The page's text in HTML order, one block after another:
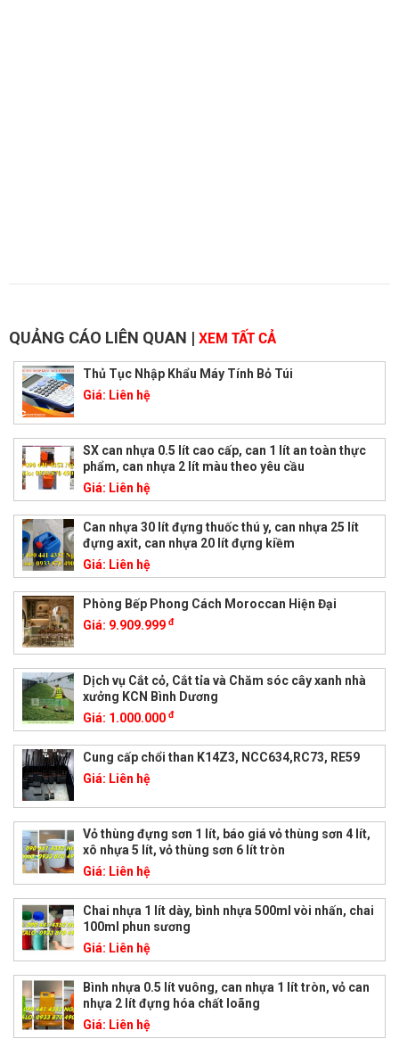
QUẢNG CÁO LIÊN QUAN | XEM TẤT CẢ
Thủ Tục Nhập Khẩu Máy Tính Bỏ Túi
Giá: Liên hệ
SX can nhựa 0.5 lít cao cấp, can 1 lít an toàn thực
phẩm, can nhựa 2 lít màu theo yêu cầu
Giá: Liên hệ
Can nhựa 30 lít đựng thuốc thú y, can nhựa 25 lít
đựng axit, can nhựa 20 lít đựng kiềm
Giá: Liên hệ
Phòng Bếp Phong Cách Moroccan Hiện Đại
Giá: 9.909.999 đ
Dịch vụ Cắt cỏ, Cắt tỉa và Chăm sóc cây xanh nhà
xưởng KCN Bình Dương
Giá: 1.000.000 đ
Cung cấp chổi than K14Z3, NCC634,RC73, RE59
Giá: Liên hệ
Vỏ thùng đựng sơn 1 lít, báo giá vỏ thùng sơn 4 lít,
xô nhựa 5 lít, vỏ thùng sơn 6 lít tròn
Giá: Liên hệ
Chai nhựa 1 lít dày, bình nhựa 500ml vòi nhấn, chai
100ml phun sương
Giá: Liên hệ
Bình nhựa 0.5 lít vuông, can nhựa 1 lít tròn, vỏ can
nhựa 2 lít đựng hóa chất loãng
Giá: Liên hệ